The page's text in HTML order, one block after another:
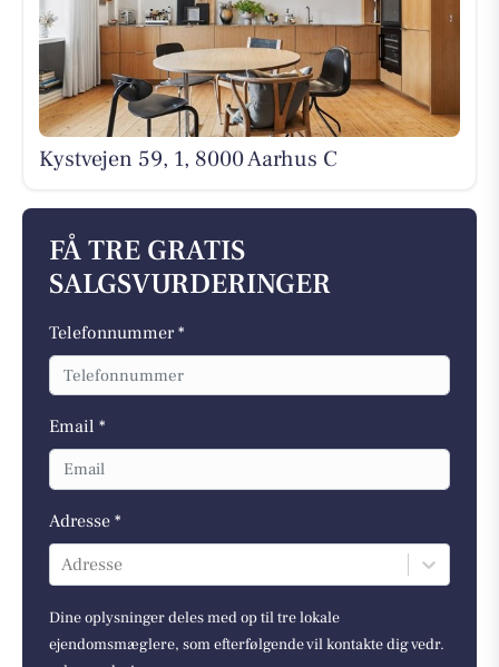
Kystvejen 59, 1, 8000 Aarhus C
FÅ TRE GRATIS
SALGSVURDERINGER
Telefonnummer *
Email *
Adresse *
Adresse
Dine oplysninger deles med op til tre lokale
ejendomsmæglere, som efterfølgende vil kontakte dig vedr.